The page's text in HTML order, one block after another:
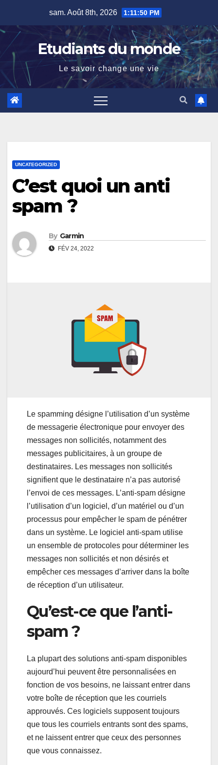
content
sam. Août 8th, 2026 1:11:50 PM
Etudiants du monde
Le savoir change une vie
UNCATEGORIZED
C’est quoi un anti
spam ?
By Garmin
FÉV 24, 2022
Le spamming désigne l’utilisation d’un système
de messagerie électronique pour envoyer des
messages non sollicités, notamment des
messages publicitaires, à un groupe de
destinataires. Les messages non sollicités
signifient que le destinataire n’a pas autorisé
l’envoi de ces messages. L’anti-spam désigne
l’utilisation d’un logiciel, d’un matériel ou d’un
processus pour empêcher le spam de pénétrer
dans un système. Le logiciel anti-spam utilise
un ensemble de protocoles pour déterminer les
messages non sollicités et non désirés et
empêcher ces messages d’arriver dans la boîte
de réception d’un utilisateur.
Qu’est-ce que l’anti-
spam ?
La plupart des solutions anti-spam disponibles
aujourd’hui peuvent être personnalisées en
fonction de vos besoins, ne laissant entrer dans
votre boîte de réception que les courriels
approuvés. Ces logiciels supposent toujours
que tous les courriels entrants sont des spams,
et ne laissent entrer que ceux des personnes
que vous connaissez.